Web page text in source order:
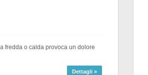
fredda o calda provoca un dolore
Dettagli »